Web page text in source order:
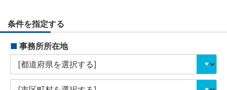
条件を指定する
■ 事務所所在地